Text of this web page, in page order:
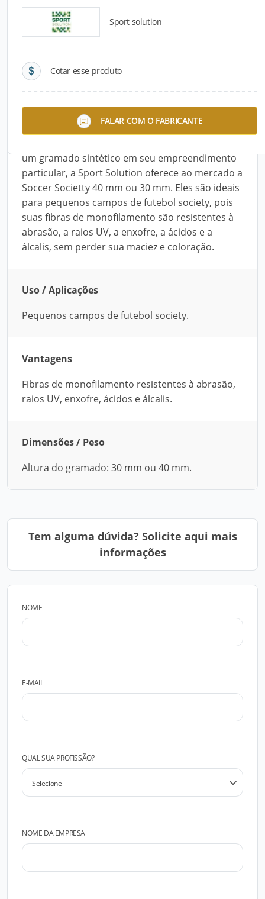
Sport solution
Cotar esse produto
FALAR COM O FABRICANTE
Detalhes do produto
Descrição do Produto
Atendendo a solicitações de administradoras de
condomínios, pequenos clubes, colégios,
um gramado sintético em seu empreendimento
particular, a Sport Solution oferece ao mercado a
Soccer Societty 40 mm ou 30 mm. Eles são ideais
para pequenos campos de futebol society, pois
suas fibras de monofilamento são resistentes à
abrasão, a raios UV, a enxofre, a ácidos e a
álcalis, sem perder sua maciez e coloração.
Uso / Aplicações
Pequenos campos de futebol society.
Vantagens
Fibras de monofilamento resistentes à abrasão,
raios UV, enxofre, ácidos e álcalis.
Dimensões / Peso
Altura do gramado: 30 mm ou 40 mm.
Tem alguma dúvida? Solicite aqui mais
informações
NOME
E-MAIL
QUAL SUA PROFISSÃO?
NOME DA EMPRESA